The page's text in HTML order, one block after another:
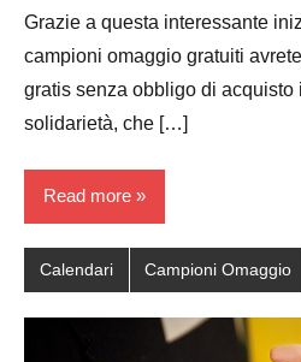
Grazie a questa interessante
campioni omaggio gratuiti
gratis senza obbligo di acquisto
solidarietà, che […]
Read more
Calendari Campioni Omaggio